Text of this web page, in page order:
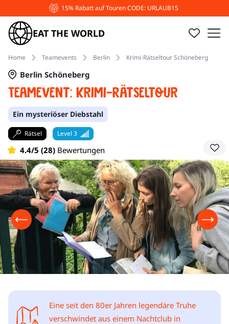
15% Rabatt auf Touren CODE: URLAUB15
EAT THE WORLD
Home Teamevents Berlin Krimi-Rätseltour Schöneberg
Teamevent: Krimi-Rätseltour
Berlin Schöneberg
Ein mysteriöser Diebstahl
Rätsel Level 3
4.4/5 (28) Bewertungen
Eine seit den 80er Jahren legendäre Truhe
verschwindet aus einem Nachtclub in